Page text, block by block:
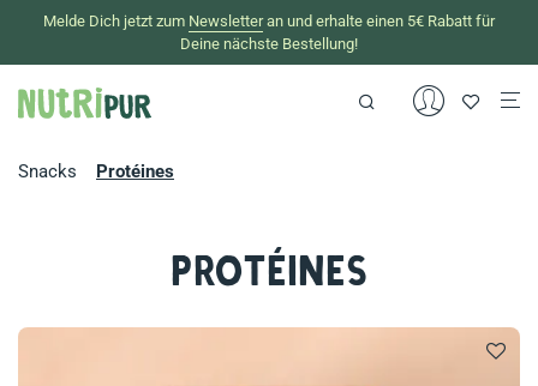
Melde Dich jetzt zum Newsletteran und erhalte einen 5€ Rabatt für
Deine nächste Bestellung!
Snacks Protéines
Protéines